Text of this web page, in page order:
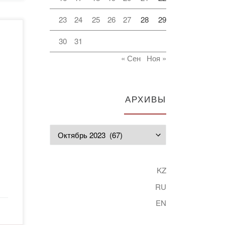
23 24 25 26 27 28 29
30
31
« Сен
Ноя »
АРХИВЫ
KZ
RU
EN